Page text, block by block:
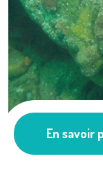
Vibriose
En savoir